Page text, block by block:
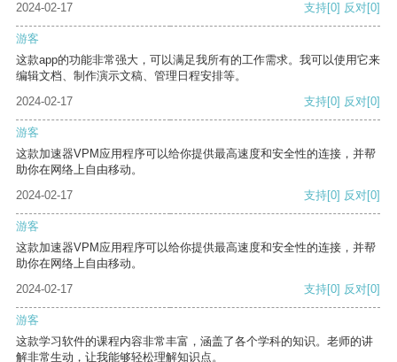
2024-02-17
支持[0] 反对[0]
游客
这款app的功能非常强大，可以满足我所有的工作需求。我可以使用它来
编辑文档、制作演示文稿、管理日程安排等。
2024-02-17
支持[0] 反对[0]
游客
这款加速器VPM应用程序可以给你提供最高速度和安全性的连接，并帮
助你在网络上自由移动。
2024-02-17
支持[0] 反对[0]
游客
这款加速器VPM应用程序可以给你提供最高速度和安全性的连接，并帮
助你在网络上自由移动。
2024-02-17
支持[0] 反对[0]
游客
这款学习软件的课程内容非常丰富，涵盖了各个学科的知识。老师的讲
解非常生动，让我能够轻松理解知识点。